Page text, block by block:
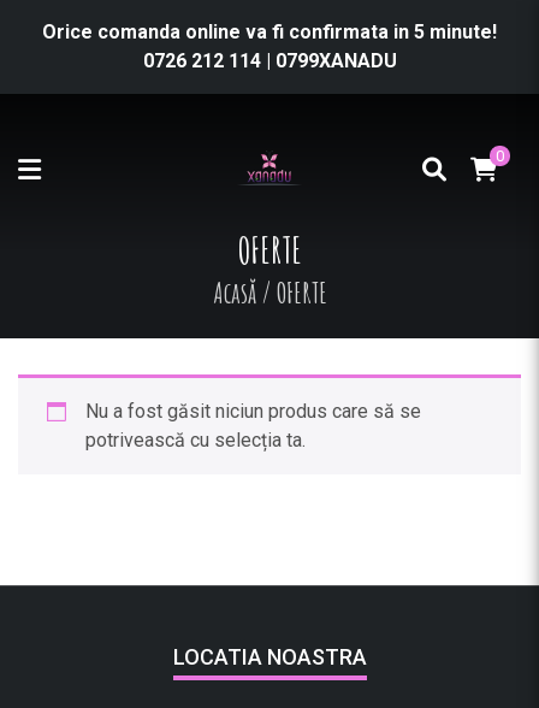
Orice comanda online va fi confirmata in 5 minute!
0726 212 114 | 0799XANADU
0
OFERTE
Acasă/ OFERTE
Nu a fost găsit niciun produs care să se
potrivească cu selecția ta.
LOCATIA NOASTRA